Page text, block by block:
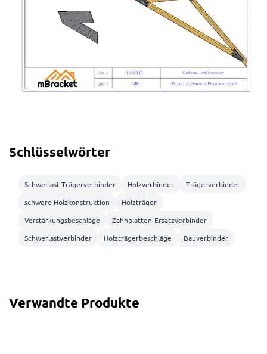
Schlüsselwörter
Schwerlast-Trägerverbinder Holzverbinder
Trägerverbinder
schwere Holzkonstruktion
Holzträger
Verstärkungsbeschläge
Zahnplatten-Ersatzverbinder
Schwerlastverbinder
Holzträgerbeschläge Bauverbinder
Verwandte Produkte